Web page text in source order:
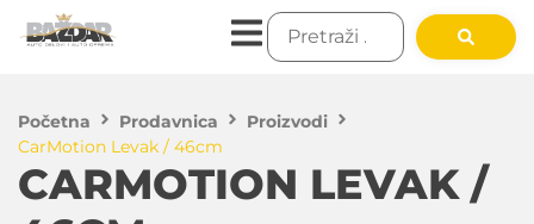
Početna Prodavnica
Proizvodi
CarMotion Levak / 46cm
CARMOTION LEVAK /